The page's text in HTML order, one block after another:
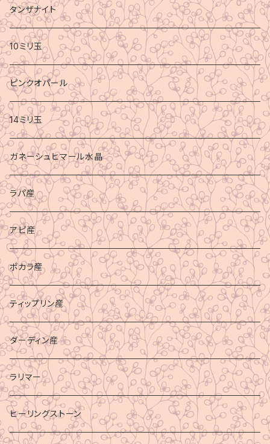
タンザナイト
10ミリ玉
ピンクオパール
14ミリ玉
ガネーシュヒマール水晶
ラパ産
アピ産
ポカラ産
ティップリン産
ダーディン産
ラリマー
ヒーリングストーン